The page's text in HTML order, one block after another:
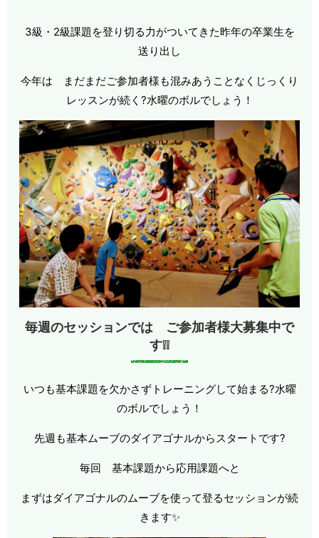
3級・2級課題を登り切る力がついてきた昨年の卒業生を
送り出し
今年は まだまだご参加者様も混みあうことなくじっくり
レッスンが続く?水曜のボルでしょう！
毎週のセッションでは ご参加者様大募集中で
す❕❕
いつも基本課題を欠かさずトレーニングして始まる?水曜
のボルでしょう！
先週も基本ムーブのダイアゴナルからスタートです?
毎回 基本課題から応用課題へと
まずはダイアゴナルのムーブを使って登るセッションが続
きます✨